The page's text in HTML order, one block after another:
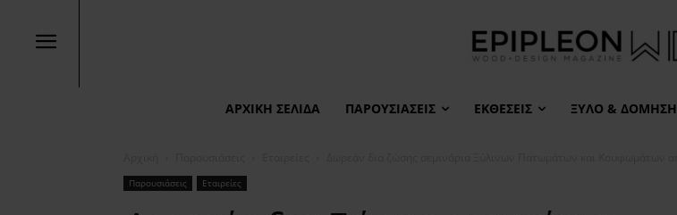
ΑΡΧΙΚΉ ΣΕΛΊΔΑ ΠΑΡΟΥΣΙΆΣΕΙΣ ΕΚΘΈΣΕΙΣ ΞΎΛΟ & ΔΌΜΗΣΗ
Παρουσιάσεις Εταιρείες